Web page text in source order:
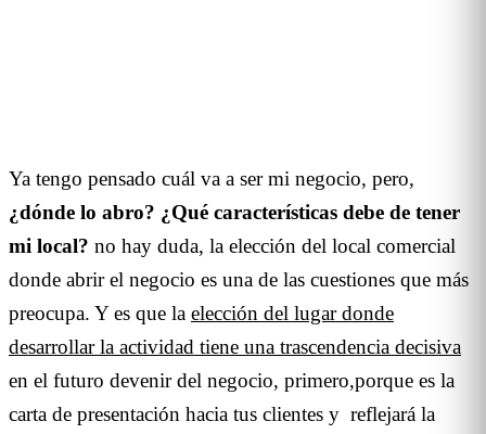
Ya tengo pensado cuál va a ser mi negocio, pero,
¿dónde lo abro? ¿Qué características debe de tener
mi local? no hay duda, la elección del local comercial
donde abrir el negocio es una de las cuestiones que más
preocupa. Y es que la elección del lugar donde
desarrollar la actividad tiene una trascendencia decisiva
en el futuro devenir del negocio, primero,porque es la
carta de presentación hacia tus clientes y reflejará la